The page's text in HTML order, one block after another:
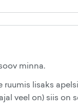
minna.
lisaks
veel on) siis on